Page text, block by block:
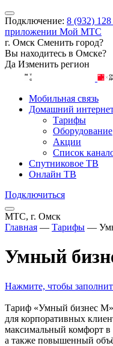
Подключение: 8 (932)
приложении Мой МТС
г. Омск Сменить город?
Вы находитесь в Омске?
Да Изменить регион
Мобильная связь
Домашний
Тарифы
Оборудование
Акции
Список
Спутниковое ТВ
Онлайн ТВ
Подключиться
МТС, г. Омск
Главная — Тарифы —
Умный
Нажмите, чтобы
Тариф «Умный бизнес
для корпоративных
максимальный комфорт
а также повышенный